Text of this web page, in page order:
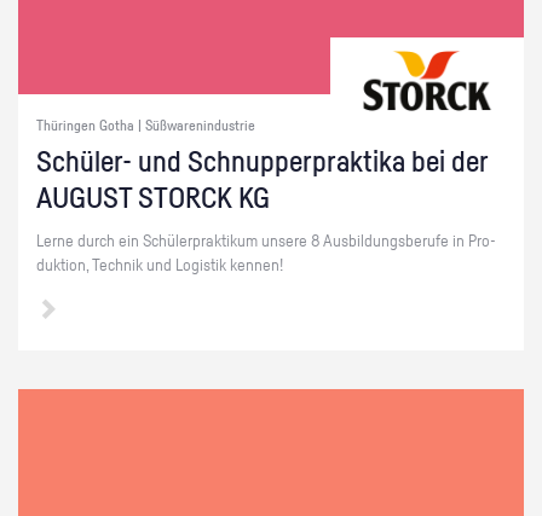
Thüringen Gotha | Süßwarenindustrie
Schü­ler- und Schnup­per­prak­ti­ka bei der
AU­GUST STORCK KG
Lerne durch ein Schü­ler­prak­ti­kum un­se­re 8 Aus­bil­dungs­be­ru­fe in Pro­
duk­ti­on, Tech­nik und Lo­gis­tik ken­nen!